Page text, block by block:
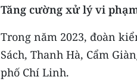
Tăng cường xử lý vi
Trong năm 2023, đoàn
Sách, Thanh Hà, Cẩm
phố Chí Linh.